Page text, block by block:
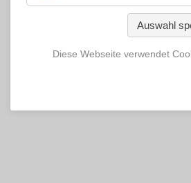
Auswahl
Diese Webseite verwendet